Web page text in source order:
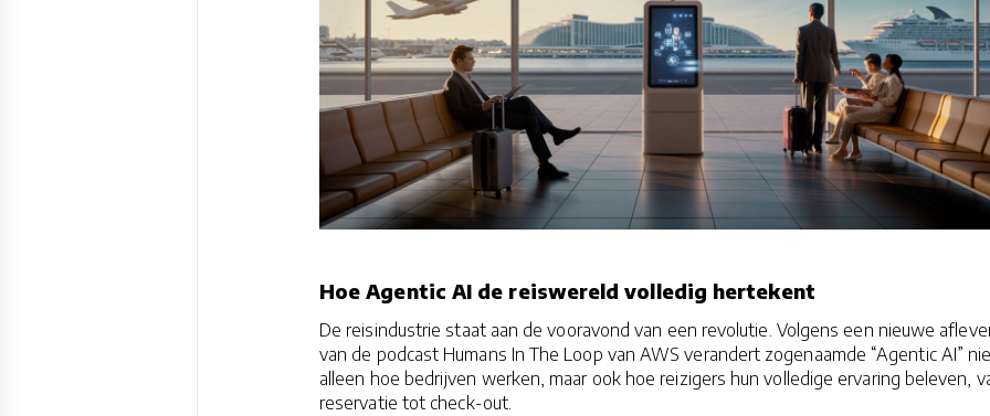
Hoe Agentic AI de reiswereld volledig hertekent
De reisindustrie staat aan de vooravond van een revolutie. Volgens een nieuwe
van de podcast Humans In The Loop van AWS verandert zogenaamde “Agentic AI”
alleen hoe bedrijven werken, maar ook hoe reizigers hun volledige ervaring beleven,
reservatie tot check-out.